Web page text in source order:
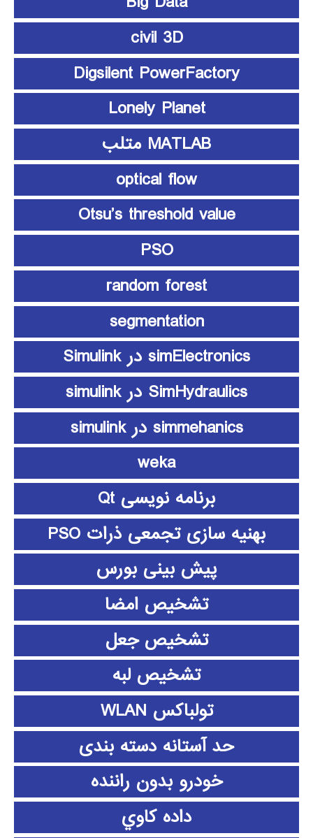
civil 3D
Digsilent PowerFactory
Lonely Planet
MATLAB متلب
optical flow
Otsu’s threshold value
PSO
random forest
segmentation
simElectronics در Simulink
SimHydraulics در simulink
simmehanics در simulink
weka
برنامه نویسی Qt
بهنیه سازی تجمعی ذرات PSO
پیش بینی بورس
تشخیص امضا
تشخیص جعل
تشخیص لبه
تولباکس WLAN
حد آستانه دسته بندی
خودرو بدون راننده
داده كاوي